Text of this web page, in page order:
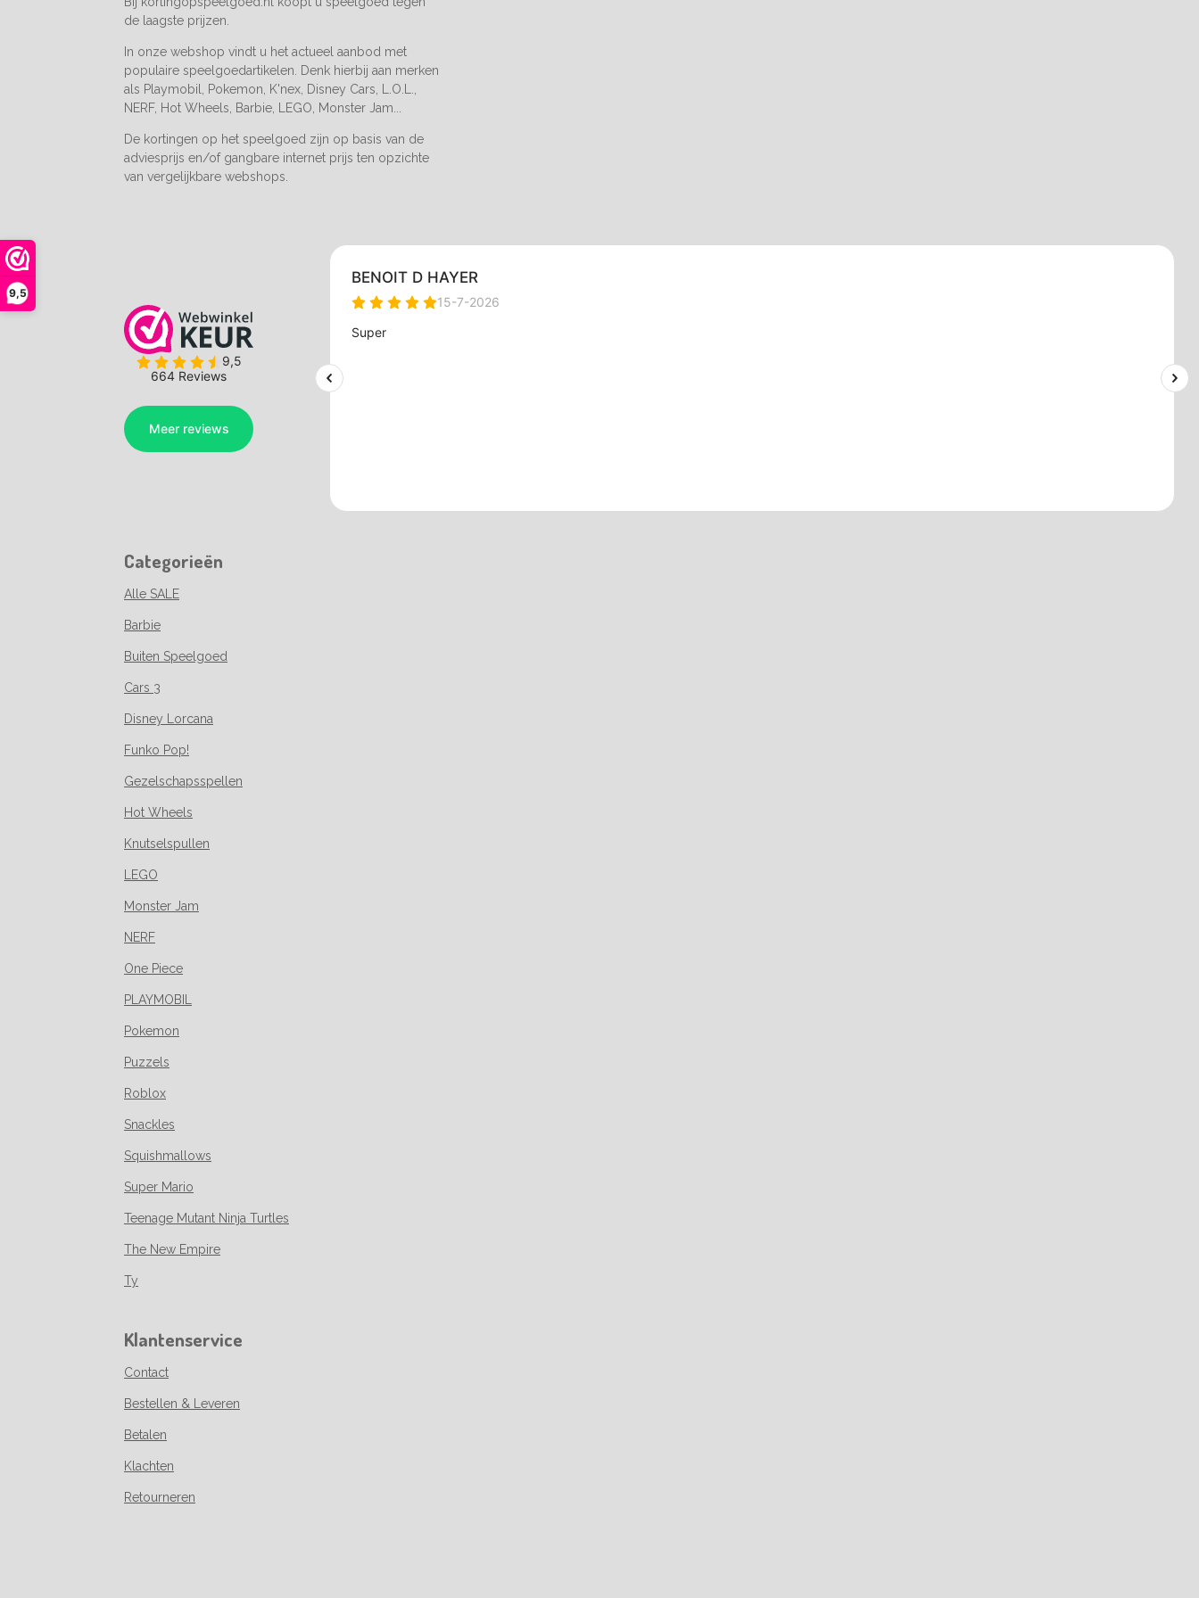
9,5
de laagste prijzen.
In onze webshop vindt u het actueel aanbod met
populaire speelgoedartikelen. Denk hierbij aan merken
als Playmobil, Pokemon, K'nex, Disney Cars, L.O.L.,
NERF, Hot Wheels, Barbie, LEGO, Monster Jam...
De kortingen op het speelgoed zijn op basis van de
adviesprijs en/of gangbare internet prijs ten opzichte
van vergelijkbare webshops.
Categorieën
Alle SALE
Barbie
Buiten Speelgoed
Cars 3
Disney Lorcana
Funko Pop!
Gezelschapsspellen
Hot Wheels
Knutselspullen
LEGO
Monster Jam
NERF
One Piece
PLAYMOBIL
Pokemon
Puzzels
Roblox
Snackles
Squishmallows
Super Mario
Teenage Mutant Ninja Turtles
The New Empire
Ty
Klantenservice
Contact
Bestellen & Leveren
Betalen
Klachten
Retourneren